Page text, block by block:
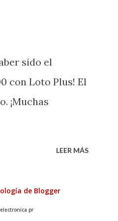
...
sido el
con Loto Plus! El
¡Muchas
LEER MÁS
de Blogger
pr